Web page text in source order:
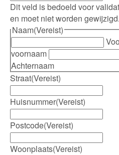
Dit veld is bedoeld voor
en moet niet worden gewijzigd.
Naam(Vereist)
voornaam
Achternaam
Straat(Vereist)
Huisnummer(Vereist)
Postcode(Vereist)
Woonplaats(Vereist)